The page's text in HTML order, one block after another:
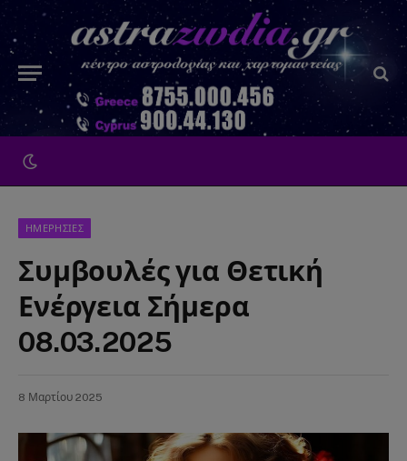
ΗΜΕΡΗΣΙΕΣ
Συμβουλές για Θετική
Ενέργεια Σήμερα
08.03.2025
8 Μαρτίου 2025